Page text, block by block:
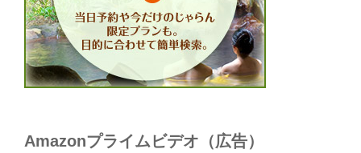
Amazonプライムビデオ（広告）